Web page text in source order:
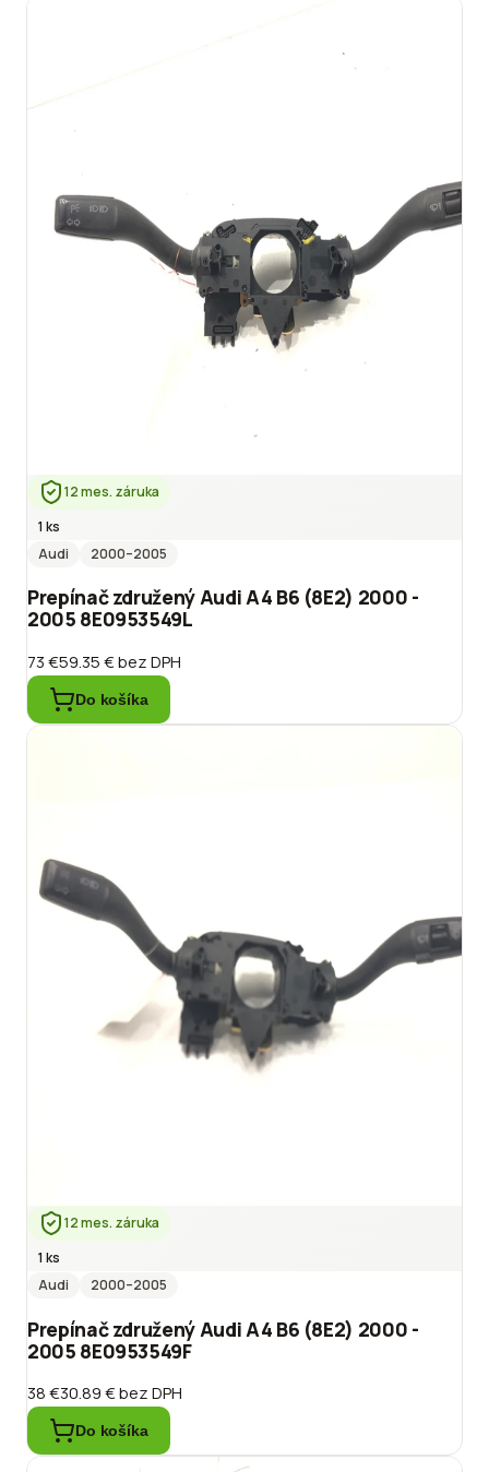
12 mes. záruka
1 ks
Audi
2000–2005
Prepínač združený Audi A4 B6 (8E2) 2000 -
2005 8E0953549L
73 €59.35 €bez DPH
Do košíka
12 mes. záruka
1 ks
Audi
2000–2005
Prepínač združený Audi A4 B6 (8E2) 2000 -
2005 8E0953549F
38 €30.89 €bez DPH
Do košíka